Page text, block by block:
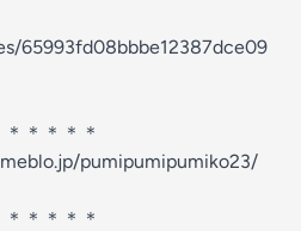
65993fd08bbbe12387dce09
＊＊＊＊
pumipumipumiko23/
＊＊＊＊